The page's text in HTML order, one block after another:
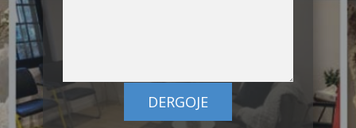
DERGOJE